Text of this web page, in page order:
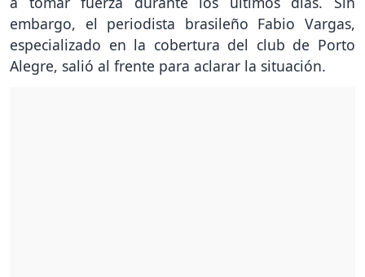
embargo, el periodista brasileño Fabio Vargas,
especializado en la cobertura del club de Porto
Alegre, salió al frente para aclarar la situación.